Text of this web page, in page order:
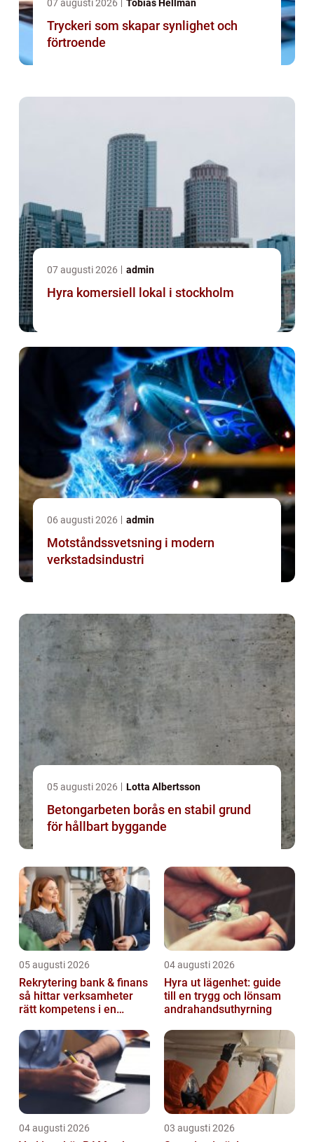
07 augusti 2026 Tobias Hellman
Tryckeri som skapar synlighet och
förtroende
07 augusti 2026 admin
Hyra komersiell lokal i stockholm
06 augusti 2026 admin
Motståndssvetsning i modern
verkstadsindustri
05 augusti 2026 Lotta Albertsson
Betongarbeten borås en stabil grund
för hållbart byggande
05 augusti 2026
Rekrytering bank & finans
så hittar verksamheter
rätt kompetens i en
04 augusti 2026
Hyra ut lägenhet: guide
till en trygg och lönsam
andrahandsuthyrning
04 augusti 2026 03 augusti 2026